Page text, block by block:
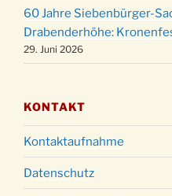
31.12.
Gottesdienst zu
18:00 Uhr
60 Jahre Siebenbürger-
Drabenderhöhe:
29. Juni 2026
KONTAKT
Kontaktaufnahme
Datenschutz